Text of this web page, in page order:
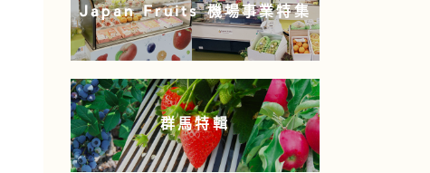
Japan Fruits 機場事業特集
群馬特輯